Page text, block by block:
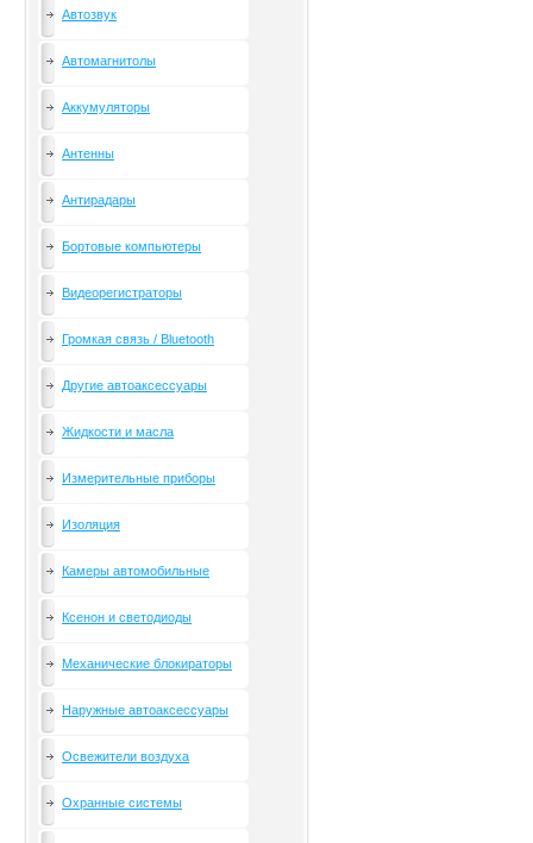
Автозвук
Автомагнитолы
Аккумуляторы
Антенны
Антирадары
Бортовые компьютеры
Видеорегистраторы
Громкая связь / Bluetooth
Другие автоаксессуары
Жидкости и масла
Измерительные приборы
Изоляция
Камеры автомобильные
Ксенон и светодиоды
Механические блокираторы
Наружные автоаксессуары
Освежители воздуха
Охранные системы